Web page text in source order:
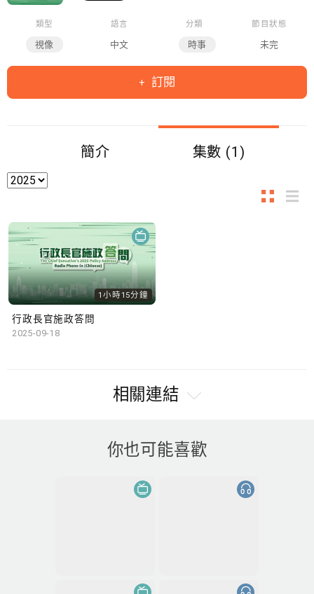
類型
視像
語言
中文
分類
時事
節目狀態
未完
訂閱
簡介 集數 (1)
1小時15分鐘
行政長官施政答問
2025-09-18
相關連結
你也可能喜歡